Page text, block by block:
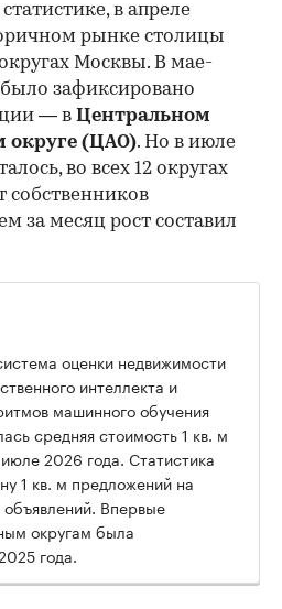
в апреле
рынке столицы
Москвы. В мае-
зафиксировано
— в Центральном
округе (ЦАО). Но в июле
во всех 12 округах
собственников
за месяц рост составил
оценки недвижимости
интеллекта и
машинного обучения
средняя стоимость 1 кв. м
2026 года. Статистика
1 кв. м предложений на
Впервые
округам была
года.